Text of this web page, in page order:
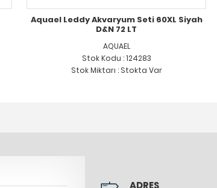
Aquael Leddy Akvaryum Seti 60XL Siyah
D&N 72 LT
AQUAEL
Stok Kodu : 124283
Stok Miktarı : Stokta Var
ADRES